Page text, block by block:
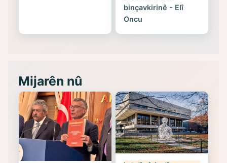
binçavkirinê - Elî
Oncu
Mijarên nû